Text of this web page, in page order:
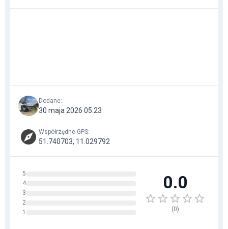
Dodane:
30 maja 2026 05:23
Współrzędne GPS:
51.740703, 11.029792
5
4
3
2
1
0.0
(0)